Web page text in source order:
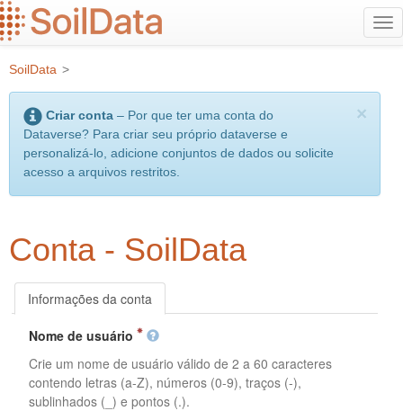
Ir
para
conteúdo
principal
SoilData >
×
Criar conta – Por que ter uma conta do
Dataverse? Para criar seu próprio dataverse e
personalizá-lo, adicione conjuntos de dados ou solicite
acesso a arquivos restritos.
Conta - SoilData
Informações da conta
Nome de usuário
Crie um nome de usuário válido de 2 a 60 caracteres
contendo letras (a-Z), números (0-9), traços (-),
sublinhados (_) e pontos (.).